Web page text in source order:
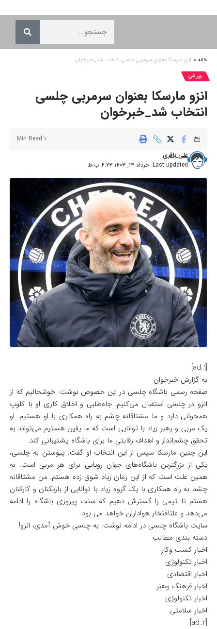
خانه » انزو مارسکا بعنوان سرمربی چلسی انتخاب شد_خبرخوان
ورزشی
انزو مارسکا بعنوان سرمربی چلسی
انتخاب شد_خبرخوان
Last updated: خرداد ۱۴, ۱۴۰۳ ۴:۲۳ ب٫ظ
علی باقری
1 Min Read
[ad_1]
به گزارش خبرخوان
صفحه رسمی باشگاه چلسی در این خصوص نوشت: خوشحالیم که از
انزو در چلسی استقبال می‌کنیم. جاه‌طلبی و اخلاق کاری او با کلوپ
همخوانی دارد و ما مشتاقانه چشم به راه همکاری با او هستیم. او
یک مربی و رهبر زیاد با توانایی است که ما یقین هستیم می‌تواند به
تحقق چشم‌انداز و اهداف رقابتی ما برای باشگاه پشتیبانی کند.
این چنین مارسکا سپس از این انتخاب او گفت: پیوستن به چلسی،
یکی از بزرگترین باشگاه‌های جهان رویایی برای هر مربی است. به
همین علت است که از این زمان زیاد شوق زده هستم. من مشتاقانه
چشم به راه همکاری با یک گروه زیاد با توانایی از بازیکنان و کارکنان
هستم تا تیمی را گسترش دهیم که سنت پیروزی باشگاه را ادامه
می‌دهد و علتافتخار هواداران خواهد می بود.
سایت باشگاه چلسی در ادامه نوشت: به چلسی خوش آمدی، انزو!
دسته بندی مطالب
اخبار کسب وکار
اخبار تکنولوژی
اخبار اقتصادی
اخبار فرهنگ وهنر
اخبار تکنولوژی
اخبار سلامتی
[ad_2]